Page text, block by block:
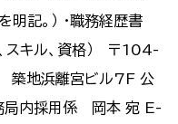
記。） ・職務経歴書
スキル、資格） 〒104-
地浜離宮ビル7F 公
局内採用係 岡本 宛 E-